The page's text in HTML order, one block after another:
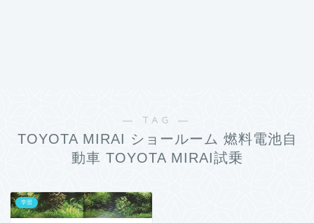
― TAG ―
TOYOTA MIRAI ショールーム 燃料電池自
動車 TOYOTA MIRAI試乗
学習